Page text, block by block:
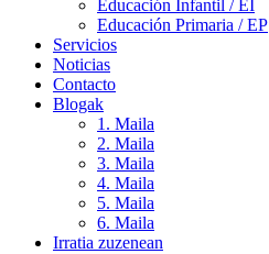
Educación Infantil / EI
Educación Primaria / EP
Servicios
Noticias
Contacto
Blogak
1. Maila
2. Maila
3. Maila
4. Maila
5. Maila
6. Maila
Irratia zuzenean